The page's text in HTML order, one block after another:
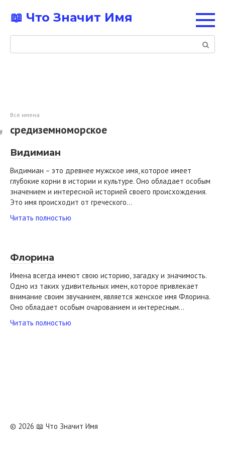
контенту
📖 Что Значит Имя
Поиск:
Все имена
средиземноморское
Видимиан
Видимиан – это древнее мужское имя, которое имеет
глубокие корни в истории и культуре. Оно обладает особым
значением и интересной историей своего происхождения.
Это имя происходит от греческого…
Читать полностью
Флорина
Имена всегда имеют свою историю, загадку и значимость.
Одно из таких удивительных имен, которое привлекает
внимание своим звучанием, является женское имя Флорина.
Оно обладает особым очарованием и интересным…
Читать полностью
© 2026 📖 Что Значит Имя